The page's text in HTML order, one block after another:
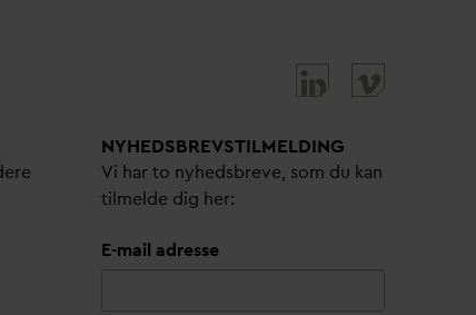
NYHEDSBREVS­TILMELDING
Vi har to nyhedsbreve, som du kan
tilmelde dig her:
E-mail adresse